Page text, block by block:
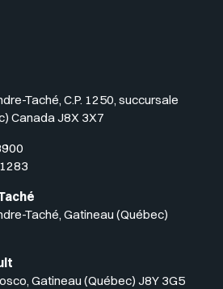
Taché, C.P. 1250, succursale
Canada J8X 3X7
Taché, Gatineau (Québec)
Gatineau (Québec) J8Y 3G5